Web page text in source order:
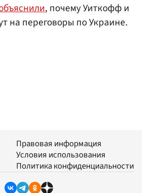
, почему Уиткофф и
на переговоры по Украине.
Правовая информация
Условия использования
Политика конфиденциальности